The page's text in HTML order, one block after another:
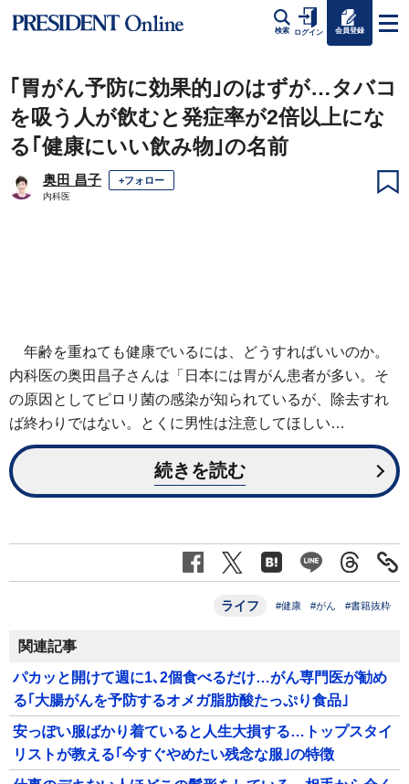
検索 ログイン 会員登録
｢胃がん予防に効果的｣のはずが…タバコ
を吸う人が飲むと発症率が2倍以上にな
る｢健康にいい飲み物｣の名前
奥田 昌子 +フォロー
内科医
年齢を重ねても健康でいるには、どうすればいいのか。
内科医の奥田昌子さんは「日本には胃がん患者が多い。そ
の原因としてピロリ菌の感染が知られているが、除去すれ
ば終わりではない。とくに男性は注意してほしい…
続きを読む
ライフ #健康 #がん #書籍抜粋
関連記事
パカッと開けて週に1､2個食べるだけ…がん専門医が勧め
る｢大腸がんを予防するオメガ脂肪酸たっぷり食品｣
安っぽい服ばかり着ていると人生大損する…トップスタイ
リストが教える｢今すぐやめたい残念な服｣の特徴